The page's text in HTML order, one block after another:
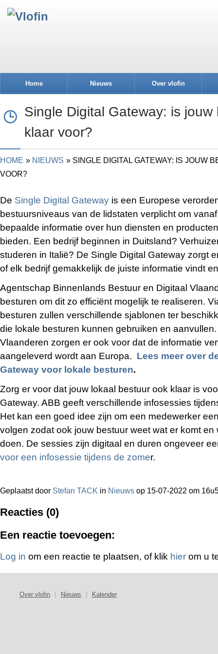
Home Nieuws Over vlofin
Single Digital Gateway: is jouw
klaar voor?
HOME NIEUWS
SINGLE DIGITAL GATEWAY: IS JOUW
VOOR?
De Single Digital Gateway is een Europese
bestuursniveaus van de lidstaten verplicht om
bepaalde informatie over hun diensten en
bieden. Een bedrijf beginnen in Duitsland?
studeren in Italië? De Single Digital Gateway zorgt
of elk bedrijf gemakkelijk de juiste informatie vindt
Agentschap Binnenlands Bestuur en Digitaal
besturen om dit zo efficiënt mogelijk te realiseren.
besturen zullen verschillende sjablonen ter
die lokale besturen kunnen gebruiken en
Vlaanderen zorgen er ook voor dat de informatie
aangeleverd wordt aan Europa. Lees meer over
Gateway voor lokale besturen.
Zorg er voor dat jouw lokaal bestuur ook klaar is
Gateway. ABB geeft verschillende infosessies
Het kan een goed idee zijn om een medewerker
volgen zodat ook jouw bestuur weet wat er komt en
doen. De sessies zijn digitaal en duren ongeveer
voor een infosessie tijdens de zomer.
Geplaatst door Stefan TACK in Nieuws op 15-07-2022 om
Reacties (0)
Een reactie toevoegen:
Log in om een reactie te plaatsen, of klik hier om u
Over vlofin Nieuws Kalender